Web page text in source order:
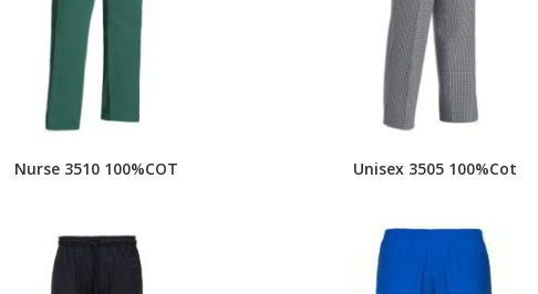
Nurse 3510 100%COT Unisex 3505 100%Cot